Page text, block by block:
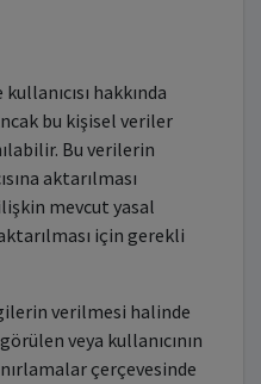
hakkında
bu kişisel veriler
Bu verilerin
aktarılması
mevcut yasal
için gerekli
verilmesi halinde
veya kullanıcının
çerçevesinde